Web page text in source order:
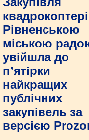
Рівненською
міською
увійшла до
п’ятірки
найкращих
публічних
закупівель за
версією